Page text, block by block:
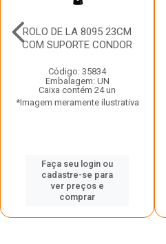
ROLO DE LA 8095 23CM
COM SUPORTE CONDOR
Código: 35834
Embalagem: UN
Caixa contém 24 un
*Imagem meramente ilustrativa
Faça seu login ou
cadastre-se para
ver preços e
comprar